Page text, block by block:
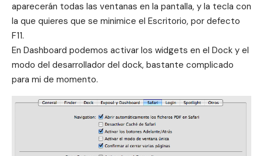
aparecerán todas las ventanas en la pantalla, y la tecla con
la que quieres que se minimice el Escritorio, por defecto
F11.
En Dashboard podemos activar los widgets en el Dock y el
modo del desarrollador del dock, bastante complicado
para mi de momento.